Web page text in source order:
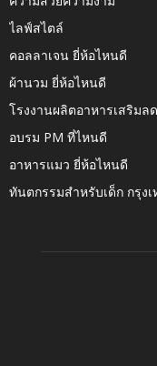
ไลฟ์สไตล์
คอลลาเจน ยี่ห้อไหนดี
ผ้านวม ยี่ห้อไหนดี
โรงงานผลิตอาหารเสริมล
อบรม PM ที่ไหนดี
อาหารแมว ยี่ห้อไหนดี
ทันตกรรมสำหรับเด็ก กรุง